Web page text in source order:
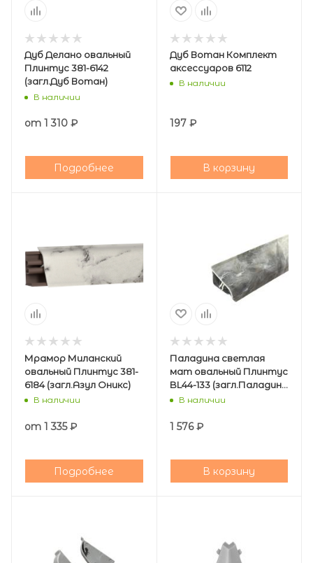
Дуб Делано овальный
Плинтус 381-6142
(загл.Дуб Вотан)
В наличии
от 1 310 ₽
Подробнее
Дуб Вотан Комплект
аксессуаров 6112
В наличии
197₽
В корзину
Мрамор Миланский
овальный Плинтус 381-
6184 (загл.Азул Оникс)
В наличии
от 1 335 ₽
Подробнее
Паладина светлая
мат овальный Плинтус
BL44-133 (загл.Паладина
св. BL44-164)
В наличии
1 576₽
В корзину